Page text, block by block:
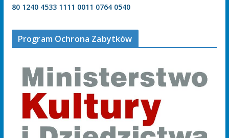
80 1240 4533 1111 0011 0764 0540
Program Ochrona Zabytków